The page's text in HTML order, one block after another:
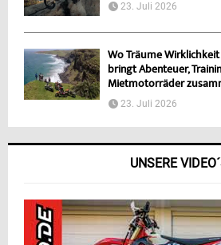
23. Juli 2026
Wo Träume Wirklichkeit
bringt Abenteuer,
Mietmotorräder
23. Juli 2026
UNSERE